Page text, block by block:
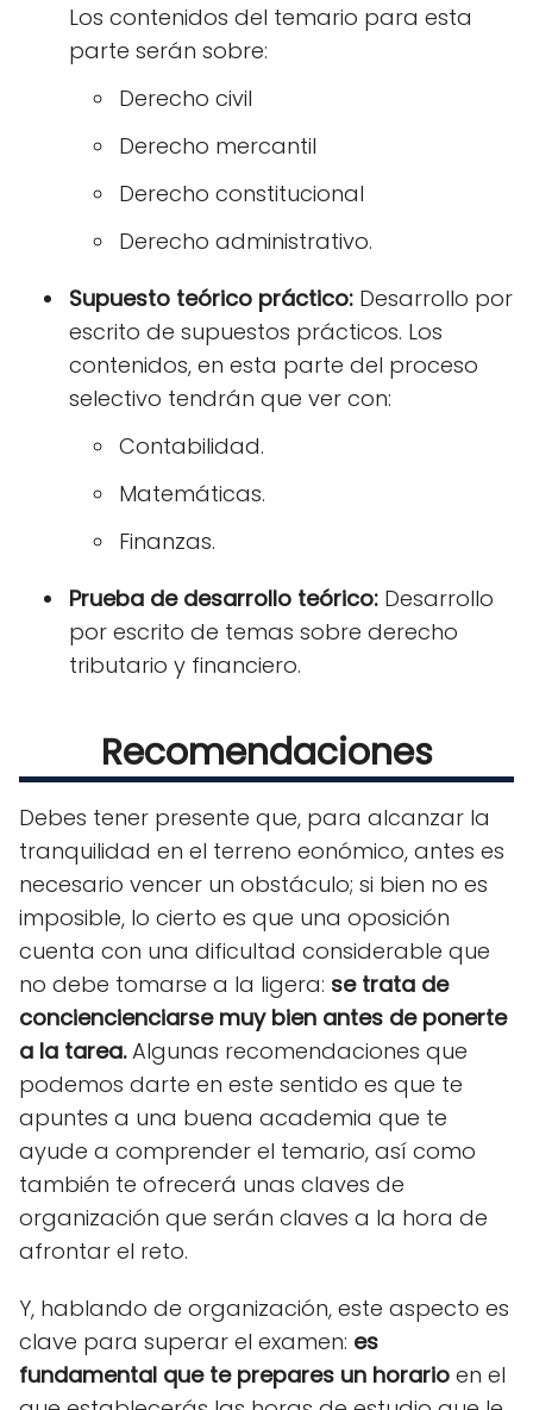
Los contenidos del temario para esta
parte serán sobre:
Derecho civil
Derecho mercantil
Derecho constitucional
Derecho administrativo.
Supuesto teórico práctico: Desarrollo por
escrito de supuestos prácticos. Los
contenidos, en esta parte del proceso
selectivo tendrán que ver con:
Contabilidad.
Matemáticas.
Finanzas.
Prueba de desarrollo teórico: Desarrollo
por escrito de temas sobre derecho
tributario y financiero.
Recomendaciones
Debes tener presente que, para alcanzar la
tranquilidad en el terreno eonómico, antes es
necesario vencer un obstáculo; si bien no es
imposible, lo cierto es que una oposición
cuenta con una dificultad considerable que
no debe tomarse a la ligera: se trata de
conciencienciarse muy bien antes de ponerte
a la tarea.Algunas recomendaciones que
podemos darte en este sentido es que te
apuntes a una buena academia que te
ayude a comprender el temario, así como
también te ofrecerá unas claves de
organización que serán claves a la hora de
afrontar el reto.
Y, hablando de organización, este aspecto es
clave para superar el examen: es
fundamental que te prepares un horario en el